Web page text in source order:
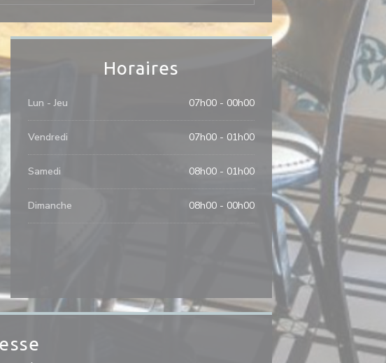
Horaires
Lun -Jeu 07h00 - 00h00
Vendredi 07h00 - 01h00
Samedi 08h00 - 01h00
Dimanche 08h00 - 00h00